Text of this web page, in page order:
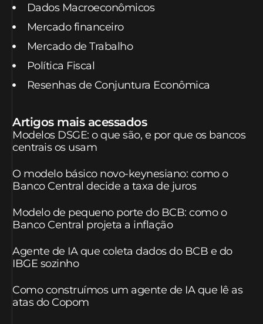
Dados Macroeconômicos
Mercado financeiro
Mercado de Trabalho
Política Fiscal
Resenhas de Conjuntura Econômica
Artigos mais acessados
Modelos DSGE: o que são, e por que os bancos
centrais os usam
O modelo básico novo-keynesiano: como o
Banco Central decide a taxa de juros
Modelo de pequeno porte do BCB: como o
Banco Central projeta a inflação
Agente de IA que coleta dados do BCB e do
IBGE sozinho
Como construímos um agente de IA que lê as
atas do Copom